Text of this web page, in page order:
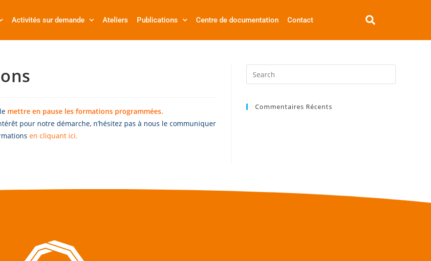
Activités sur demande Ateliers Publications Centre de documentation Contact
mettre en pause les formations programmées.
pour notre démarche, n’hésitez pas à nous le communiquer
en cliquant ici.
Commentaires Récents